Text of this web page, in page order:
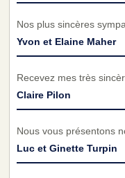
Nos plus sincères
Yvon et Elaine Maher
Recevez mes très
Claire Pilon
Nous vous présentons
Luc et Ginette Turpin